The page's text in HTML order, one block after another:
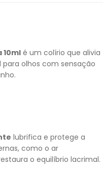
10ml é um colírio que alivia
olhos com sensação
lubrifica e protege a
como o ar
o equilíbrio lacrimal.